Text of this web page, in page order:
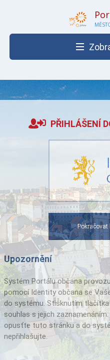
PŘIHLÁŠENÍ
Pokračovat
Upozornění
Systém Portálu občana
pomocí Identity občana se
do systému. Stisknutím
souhlas s jejich
opusťte tuto stránku a do
nepřihlašujte.